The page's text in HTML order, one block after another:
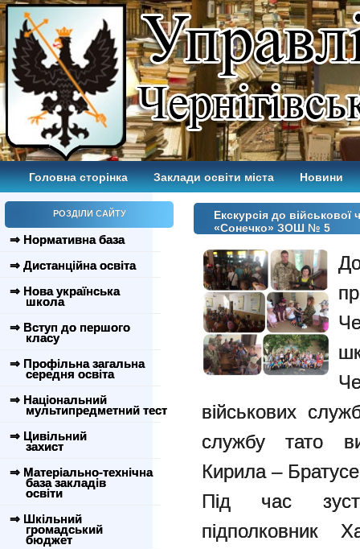
Головна сторінка Заклади освіти міста Новини
РОЗДІЛИ САЙТУ
⇒ Нормативна база
⇒ Дистанційна освіта
⇒ Нова українська
школа
⇒ Вступ до першого
класу
⇒ Профільна загальна
середня освіта
⇒ Національний
мультипредметний тест
⇒ Цивільний
захист
⇒ Матеріально-технічна
база закладів
освіти
⇒ Шкільний
громадський
бюджет
Екскурсія до
«Сонечко» ЗОШ № 5
військових
службу тато
Кирила –
Під час
підполковник